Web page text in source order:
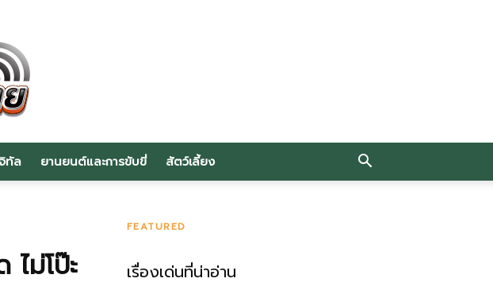
ทัล ยานยนต์และการขับขี่ สัตว์เลี้ยง
ม่โป๊ะ
FEATURED
เรื่องเด่นที่น่าอ่าน